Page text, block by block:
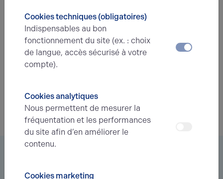
Prenez contact avec nos experts pour vous
accompagner dans votre projet d’immobilier
d’entreprise.
Cookies techniques (obligatoires)
Indispensables au bon
fonctionnement du site (ex. : choix
de langue, accès sécurisé à votre
compte).
Cookies analytiques
Nous permettent de mesurer la
fréquentation et les performances
du site afin d’en améliorer le
contenu.
Cookies marketing